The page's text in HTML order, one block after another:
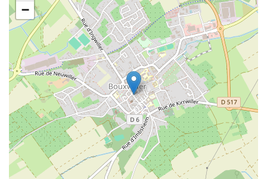
−